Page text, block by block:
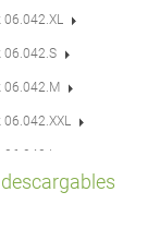
06.042.XL
06.042.S
06.042.M
06.042.XXL
06.440